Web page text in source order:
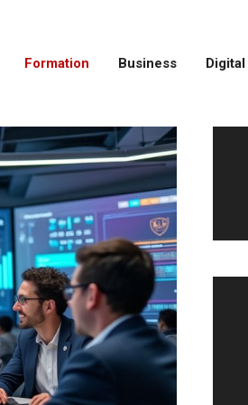
Formation Business Digital